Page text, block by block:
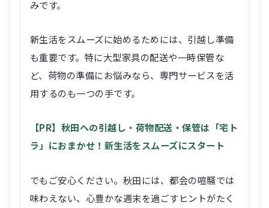
みです。
新生活をスムーズに始めるためには、引越し準備
も重要です。特に大型家具の配送や一時保管な
ど、荷物の準備にお悩みなら、専門サービスを活
用するのも一つの手です。
【PR】秋田への引越し・荷物配送・保管は「宅ト
ラ」におまかせ！新生活をスムーズにスタート
でもご安心ください。秋田には、都会の喧騒では
味わえない、心豊かな週末を過ごすヒントがたく